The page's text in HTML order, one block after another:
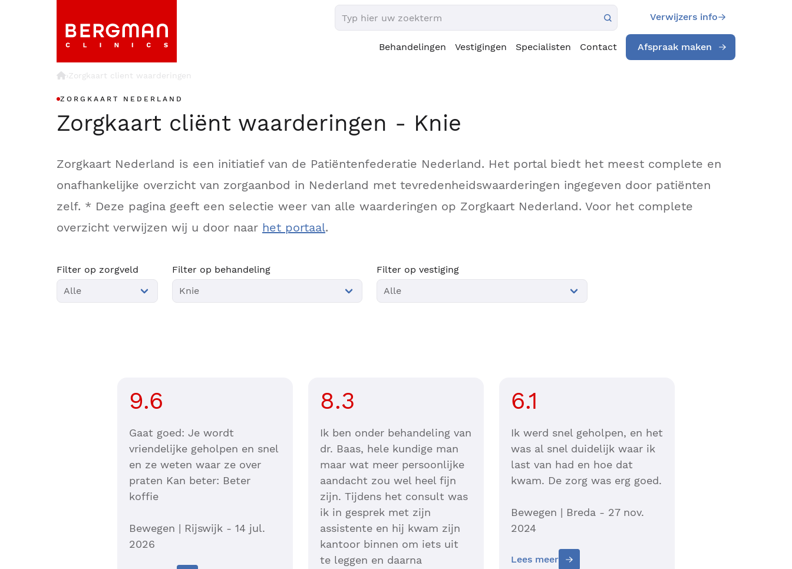
Verwijzers info
Behandelingen Vestigingen Specialisten Contact Afspraak maken
›Zorgkaart client waarderingen
ZORGKAART NEDERLAND
Zorgkaart cliënt waarderingen - Knie
Zorgkaart Nederland is een initiatief van de Patiëntenfederatie Nederland. Het portal biedt het meest complete en
onafhankelijke overzicht van zorgaanbod in Nederland met tevredenheidswaarderingen ingegeven door patiënten
zelf. * Deze pagina geeft een selectie weer van alle waarderingen op Zorgkaart Nederland. Voor het complete
overzicht verwijzen wij u door naar het portaal.
Filter op zorgveld Filter op behandeling Filter op vestiging
9.6
Gaat goed: Je wordt
vriendelijke geholpen en snel
en ze weten waar ze over
praten Kan beter: Beter
koffie
Bewegen | Rijswijk - 14 jul.
2026
8.3
Ik ben onder behandeling van
dr. Baas, hele kundige man
maar wat meer persoonlijke
aandacht zou wel heel fijn
zijn. Tijdens het consult was
ik in gesprek met zijn
assistente en hij kwam zijn
kantoor binnen om iets uit
te leggen en daarna
6.1
Ik werd snel geholpen, en het
was al snel duidelijk waar ik
last van had en hoe dat
kwam. De zorg was erg goed.
Bewegen | Breda - 27 nov.
2024
Lees meer